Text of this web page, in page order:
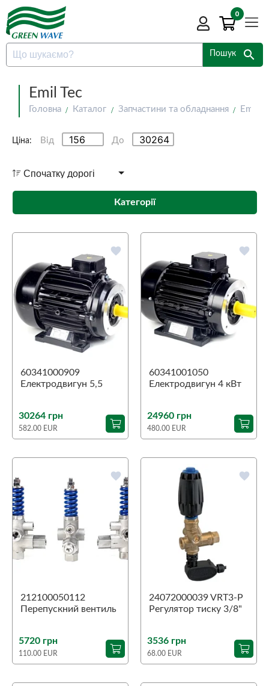
0
Пошук search
Emil Tec
Головна Каталог Запчастини та обладнання Emil
Ціна: Від До
Категорії
favorite
60341000909
Електродвигун 5,5
30264 грн
582.00 EUR
favorite
60341001050
Електродвигун 4 кВт
24960 грн
480.00 EUR
favorite
212100050112
Перепускний вентиль
5720 грн
110.00 EUR
favorite
24072000039 VRT3-P
Регулятор тиску 3/8"
3536 грн
68.00 EUR